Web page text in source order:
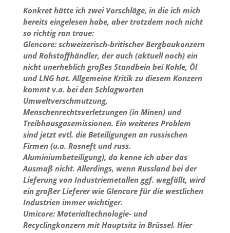
Konkret hätte ich zwei Vorschläge, in die ich mich
bereits eingelesen habe, aber trotzdem noch nicht
so richtig ran traue:
Glencore: schweizerisch-britischer Bergbaukonzern
und Rohstoffhändler, der auch (aktuell noch) ein
nicht unerheblich großes Standbein bei Kohle, Öl
und LNG hat. Allgemeine Kritik zu diesem Konzern
kommt v.a. bei den Schlagworten
Umweltverschmutzung,
Menschenrechtsverletzungen (in Minen) und
Treibhausgasemissionen. Ein weiteres Problem
sind jetzt evtl. die Beteiligungen an russischen
Firmen (u.a. Rosneft und russ.
Aluminiumbeteiligung), da kenne ich aber das
Ausmaß nicht. Allerdings, wenn Russland bei der
Lieferung von Industriemetallen ggf. wegfällt, wird
ein großer Lieferer wie Glencore für die westlichen
Industrien immer wichtiger.
Umicore: Materialtechnologie- und
Recyclingkonzern mit Hauptsitz in Brüssel. Hier